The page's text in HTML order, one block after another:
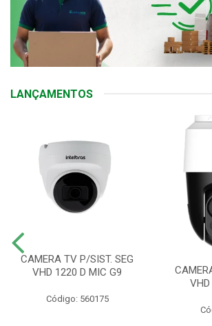
LANÇAMENTOS
CAMERA TV P/SIST. SEG
VHD 1220 D MIC G9
Código: 560175